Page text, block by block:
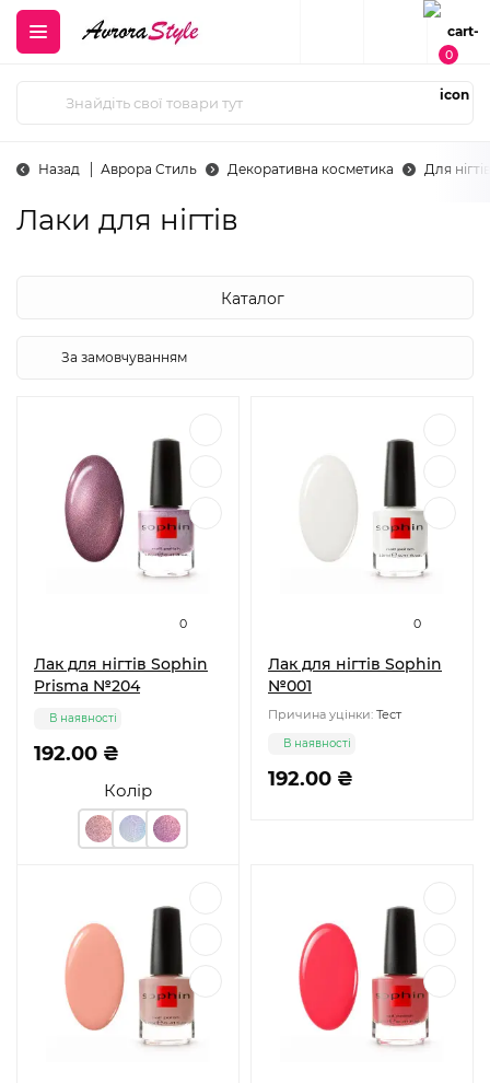
0
Назад Аврора Стиль Декоративна косметика Для нігтів
Лаки для нігтів
Каталог
0
Лак для нігтів Sophin
Prisma №204
Колір
192.00 ₴
В наявності
0
Лак для нігтів Sophin
№001
Причина уцінки: Тест
192.00 ₴
В наявності